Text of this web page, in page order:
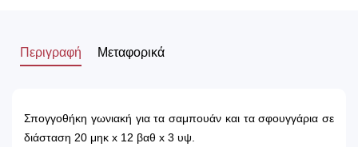
Περιγραφή Μεταφορικά
Σπογγοθήκη γωνιακή για τα σαμπουάν και τα σφουγγάρια σε
διάσταση 20 μηκ x 12 βαθ x 3 υψ.